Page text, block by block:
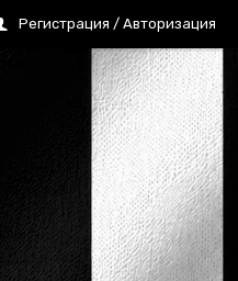
Регистрация / Авторизация